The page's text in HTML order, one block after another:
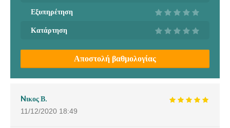
Εξυπηρέτηση
Κατάρτηση
Αποστολή βαθμολογίας
Nικος Β.
11/12/2020 18:49